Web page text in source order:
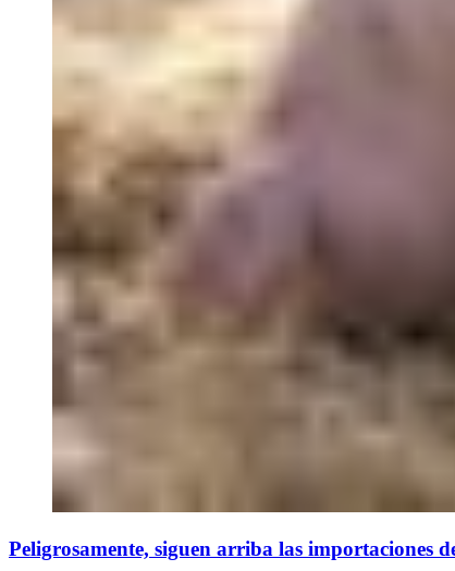
Peligrosamente, siguen arriba las importaciones